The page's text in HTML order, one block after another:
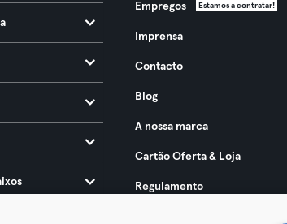
Empregos Estamos a contratar!
Imprensa
Contacto
Blog
A nossa marca
Cartão Oferta & Loja
Regulamento